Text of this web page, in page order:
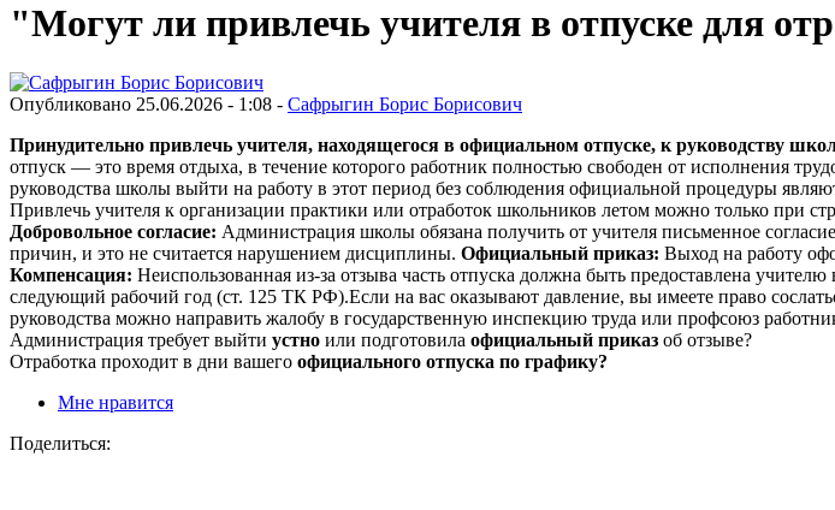
"Могут ли привлечь учителя в отпуске для
Опубликовано 25.06.2026 - 1:08 - Сафрыгин Борис Борисович
Принудительно привлечь учителя, находящегося в официальном отпуске, к руководству
отпуск — это время отдыха, в течение которого работник полностью свободен от исполнения
руководства школы выйти на работу в этот период без соблюдения официальной процедуры
Привлечь учителя к организации практики или отработок школьников летом можно только при
Добровольное согласие: Администрация школы обязана получить от учителя письменное
причин, и это не считается нарушением дисциплины. Официальный приказ: Выход на работу
Компенсация: Неиспользованная из-за отзыва часть отпуска должна быть предоставлена
следующий рабочий год (ст. 125 ТК РФ).Если на вас оказывают давление, вы имеете право
руководства можно направить жалобу в государственную инспекцию труда или профсоюз
Администрация требует выйти устно или подготовила официальный приказ об отзыве?
Отработка проходит в дни вашего официального отпуска по графику?
Мне нравится
Поделиться: